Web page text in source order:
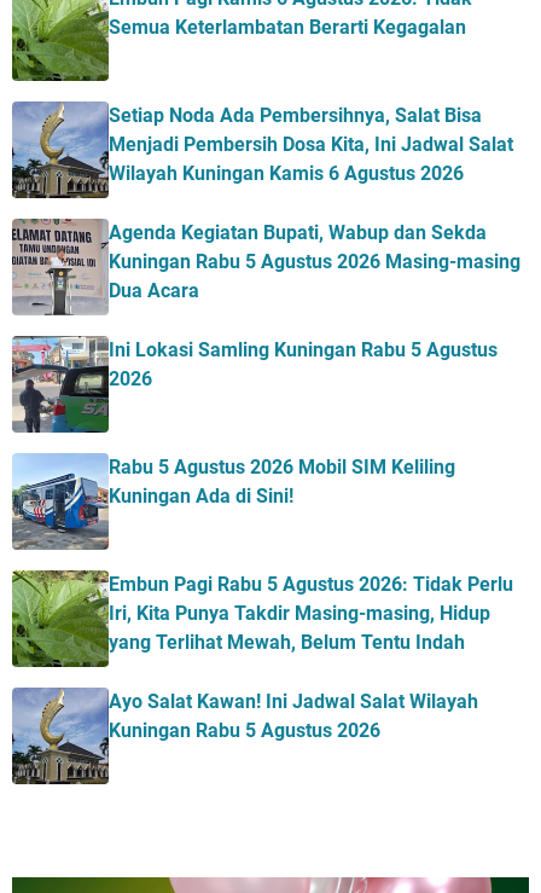
Semua Keterlambatan Berarti Kegagalan
Setiap Noda Ada Pembersihnya, Salat Bisa
Menjadi Pembersih Dosa Kita, Ini Jadwal Salat
Wilayah Kuningan Kamis 6 Agustus 2026
Agenda Kegiatan Bupati, Wabup dan Sekda
Kuningan Rabu 5 Agustus 2026 Masing-masing
Dua Acara
Ini Lokasi Samling Kuningan Rabu 5 Agustus
2026
Rabu 5 Agustus 2026 Mobil SIM Keliling
Kuningan Ada di Sini!
Embun Pagi Rabu 5 Agustus 2026: Tidak Perlu
Iri, Kita Punya Takdir Masing-masing, Hidup
yang Terlihat Mewah, Belum Tentu Indah
Ayo Salat Kawan! Ini Jadwal Salat Wilayah
Kuningan Rabu 5 Agustus 2026